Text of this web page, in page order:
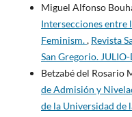
Miguel Alfonso
Intersecciones entre
Feminism., Revista
San Gregorio.
Betzabé del Rosario
de Admisión y
de la Universidad de